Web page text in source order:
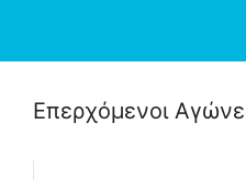
Επερχόμενοι